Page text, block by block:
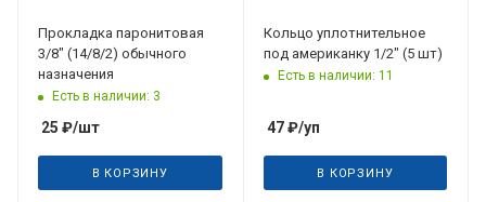
Прокладка паронитовая
3/8" (14/8/2) обычного
назначения
Есть в наличии: 3
25 ₽/шт
В КОРЗИНУ
Кольцо уплотнительное
под американку 1/2" (5 шт)
Есть в наличии: 11
47₽/уп
В КОРЗИНУ